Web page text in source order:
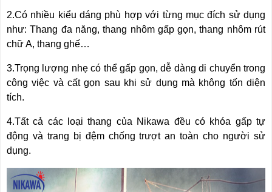
2.Có nhiều kiểu dáng phù hợp với từng mục đích sử dụng
như: Thang đa năng, thang nhôm gấp gọn, thang nhôm rút
chữ A, thang ghế…
3.Trọng lượng nhẹ có thể gấp gọn, dễ dàng di chuyển trong
công việc và cất gọn sau khi sử dụng mà không tốn diện
tích.
4.Tất cả các loại thang của Nikawa đều có khóa gấp tự
động và trang bị đệm chống trượt an toàn cho người sử
dụng.